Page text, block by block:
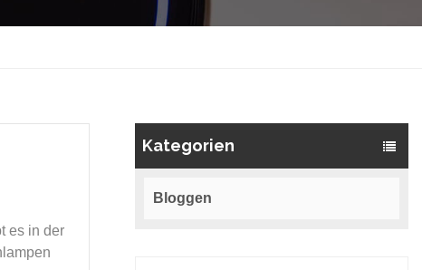
Kategorien
Bloggen
es in der